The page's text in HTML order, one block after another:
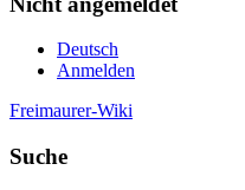
Deutsch
Anmelden
Freimaurer-Wiki
Suche